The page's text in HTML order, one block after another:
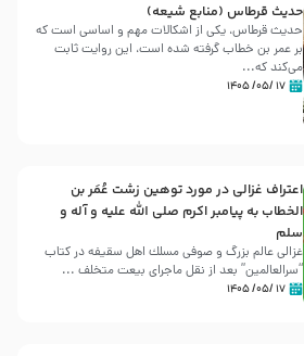
حدیث قرطاس (منابع شیعه)
حدیث قرطاس، یکی از اشکالات مهم و اساسی است که
بر عمر بن خطاب گرفته شده است، این روایت ثابت
می‌کند که...
۱۷ /۰۵/ ۱۴۰۵
اعتراف غزالی در مورد توهین زشت عُمَر بن
الخطاب به پیامبر اکرم صلی الله علیه و آله و
سلم
غزالی عالم بزرگ و صوفی مسلك اهل سقيفه در کتاب
“سرالعالمین” بعد از نقل ماجرای بیعت متخلف ...
۱۷ /۰۵/ ۱۴۰۵